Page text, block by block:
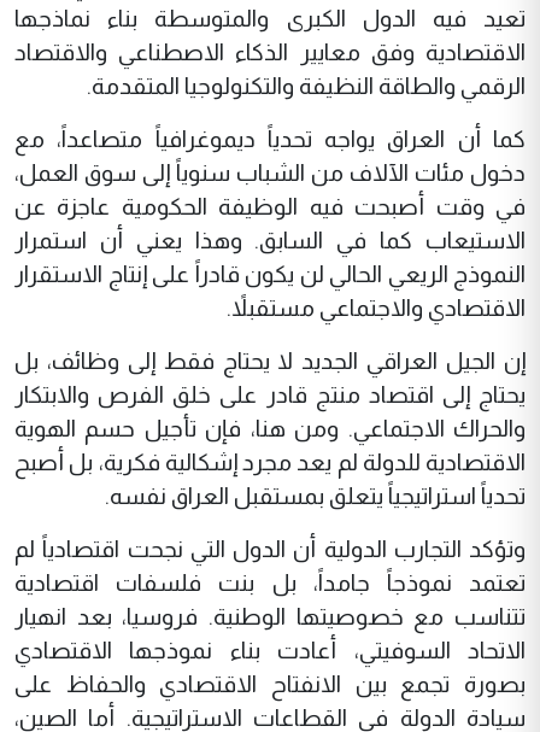
تعيد فيه الدول الكبرى والمتوسطة بناء نماذجها
الاقتصادية وفق معايير الذكاء الاصطناعي والاقتصاد
الرقمي والطاقة النظيفة والتكنولوجيا المتقدمة.
كما أن العراق يواجه تحدياً ديموغرافياً متصاعداً، مع
دخول مئات الآلاف من الشباب سنوياً إلى سوق العمل،
في وقت أصبحت فيه الوظيفة الحكومية عاجزة عن
الاستيعاب كما في السابق. وهذا يعني أن استمرار
النموذج الريعي الحالي لن يكون قادراً على إنتاج الاستقرار
الاقتصادي والاجتماعي مستقبلاً.
إن الجيل العراقي الجديد لا يحتاج فقط إلى وظائف، بل
يحتاج إلى اقتصاد منتج قادر على خلق الفرص والابتكار
والحراك الاجتماعي. ومن هنا، فإن تأجيل حسم الهوية
الاقتصادية للدولة لم يعد مجرد إشكالية فكرية، بل أصبح
تحدياً استراتيجياً يتعلق بمستقبل العراق نفسه.
وتؤكد التجارب الدولية أن الدول التي نجحت اقتصادياً لم
تعتمد نموذجاً جامداً، بل بنت فلسفات اقتصادية
تتناسب مع خصوصيتها الوطنية. فروسيا، بعد انهيار
الاتحاد السوفيتي، أعادت بناء نموذجها الاقتصادي
بصورة تجمع بين الانفتاح الاقتصادي والحفاظ على
سيادة الدولة في القطاعات الاستراتيجية. أما الصين،